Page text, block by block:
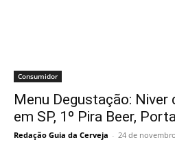
Consumidor
Menu Degustação: Niver
em SP, 1º Pira Beer,
Redação Guia da Cerveja - 24 de